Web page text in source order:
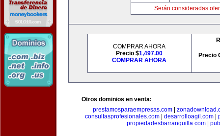
Serán consideradas
COMPRAR AHORA
Precio $1,497.00
COMPRAR AHORA
Precio
Otros dominios en venta:
prestamosparaempresas.com
consultasprofesionales.com| desarrolloagil.com|
propiedadesbarranquilla.com